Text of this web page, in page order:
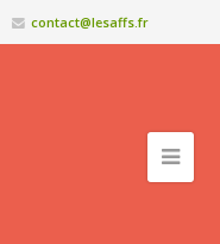
contact@lesaffs.fr